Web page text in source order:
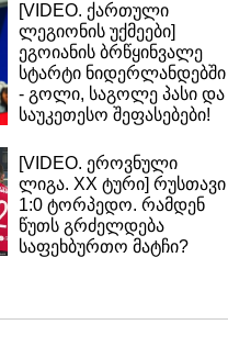
[VIDEO. ქართული
ლეგიონის უქმეები]
ეგოიანის ბრწყინვალე
სტარტი ნიდერლანდებში
- გოლი, საგოლე პასი და
საუკეთესო შეფასებები!
[VIDEO. ეროვნული
ლიგა. XX ტური] რუსთავი
1:0 ტორპედო. რამდენ
წუთს გრძელდება
საფეხბურთო მატჩი?